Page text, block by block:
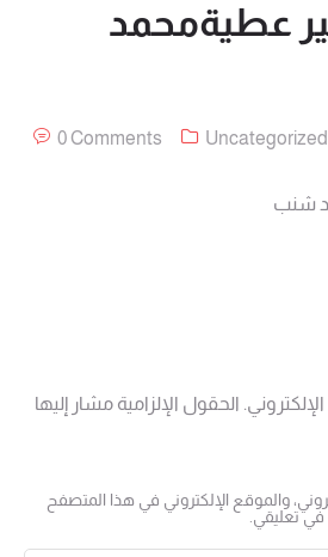
عطيةمحمد
Uncategorized
0 Comments
شنب
الحقول الإلزامية مشار إليها
والموقع الإلكتروني في هذا المتصفح
في تعليقي.